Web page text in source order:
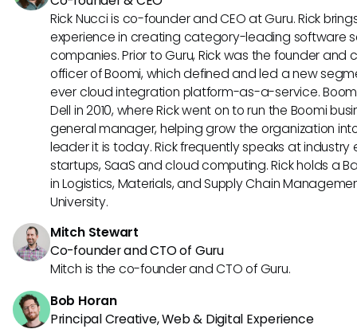
Rick Nucci is co-founder and CEO at Guru. Rick
experience in creating category-leading software
companies. Prior to Guru, Rick was the founder and
officer of Boomi, which defined and led a new
ever cloud integration platform-as-a-service.
Dell in 2010, where Rick went on to run the Boomi
general manager, helping grow the organization
leader it is today. Rick frequently speaks at
startups, SaaS and cloud computing. Rick holds a
in Logistics, Materials, and Supply Chain
University.
Mitch Stewart
Co-founder and CTO of Guru
Mitch is the co-founder and CTO of Guru.
Bob Horan
Principal Creative, Web & Digital Experience